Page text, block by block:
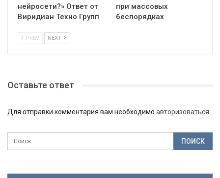
нейросети?» Ответ от
Виридиан Техно Групп
при массовых
беспорядках
PREV NEXT
Оставьте ответ
Для отправки комментария вам необходимо авторизоваться